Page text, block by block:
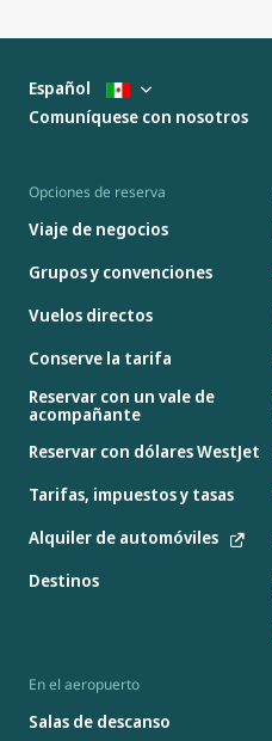
Opciones de reserva
Viaje de negocios
Grupos y convenciones
Vuelos directos
Conserve la tarifa
Reservar con un vale de
acompañante
Reservar con dólares WestJet
Tarifas, impuestos y tasas
Alquiler de automóviles
Destinos
En el aeropuerto
Salas de descanso
Español
Comuníquese con nosotros